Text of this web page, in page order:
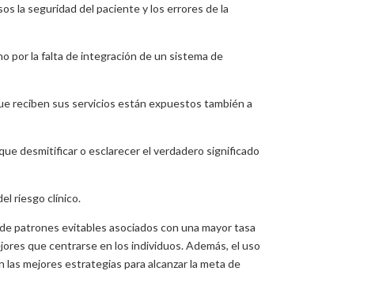
la seguridad del paciente y los errores de la
por la falta de integración de un sistema de
reciben sus servicios están expuestos también a
desmitificar o esclarecer el verdadero significado
riesgo clínico.
patrones evitables asociados con una mayor tasa
que centrarse en los individuos. Además, el uso
mejores estrategias para alcanzar la meta de